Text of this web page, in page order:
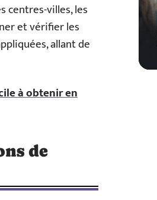
centres-villes, les
et vérifier les
allant de
à obtenir en
de